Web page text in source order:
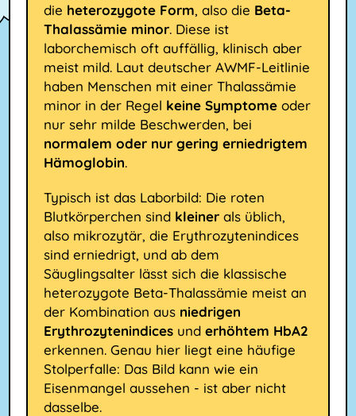
die heterozygote Form, also die Beta-
Thalassämie minor. Diese ist
laborchemisch oft auffällig, klinisch aber
meist mild. Laut deutscher AWMF-Leitlinie
haben Menschen mit einer Thalassämie
minor in der Regel keine Symptome oder
nur sehr milde Beschwerden, bei
normalem oder nur gering erniedrigtem
Hämoglobin.
Typisch ist das Laborbild: Die roten
Blutkörperchen sind kleiner als üblich,
also mikrozytär, die Erythrozytenindices
sind erniedrigt, und ab dem
Säuglingsalter lässt sich die klassische
heterozygote Beta-Thalassämie meist an
der Kombination aus niedrigen
Erythrozytenindices underhöhtem HbA2
erkennen. Genau hier liegt eine häufige
Stolperfalle: Das Bild kann wie ein
Eisenmangel aussehen - ist aber nicht
dasselbe.